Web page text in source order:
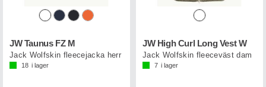
JW Taunus FZ M
Jack Wolfskin fleecejacka herr
18 i lager
JW High Curl Long Vest W
Jack Wolfskin fleeceväst dam
7 i lager